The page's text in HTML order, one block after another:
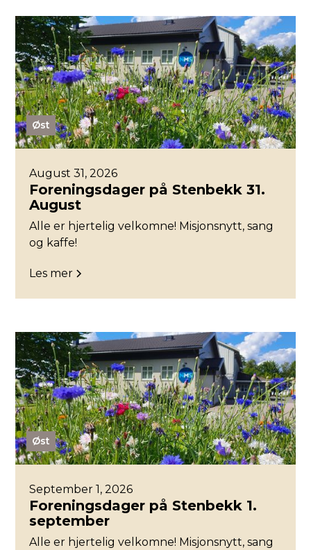
Øst
August 31, 2026
Foreningsdager på Stenbekk 31.
August
Alle er hjertelig velkomne! Misjonsnytt, sang
og kaffe!
Les mer
Øst
September 1, 2026
Foreningsdager på Stenbekk 1.
september
Alle er hjertelig velkomne! Misjonsnytt, sang